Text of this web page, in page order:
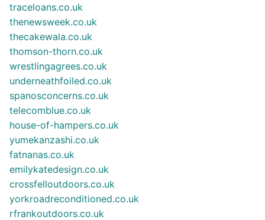
traceloans.co.uk
thenewsweek.co.uk
thecakewala.co.uk
thomson-thorn.co.uk
wrestlingagrees.co.uk
underneathfoiled.co.uk
spanosconcerns.co.uk
telecomblue.co.uk
house-of-hampers.co.uk
yumekanzashi.co.uk
fatnanas.co.uk
emilykatedesign.co.uk
crossfelloutdoors.co.uk
yorkroadreconditioned.co.uk
rfrankoutdoors.co.uk